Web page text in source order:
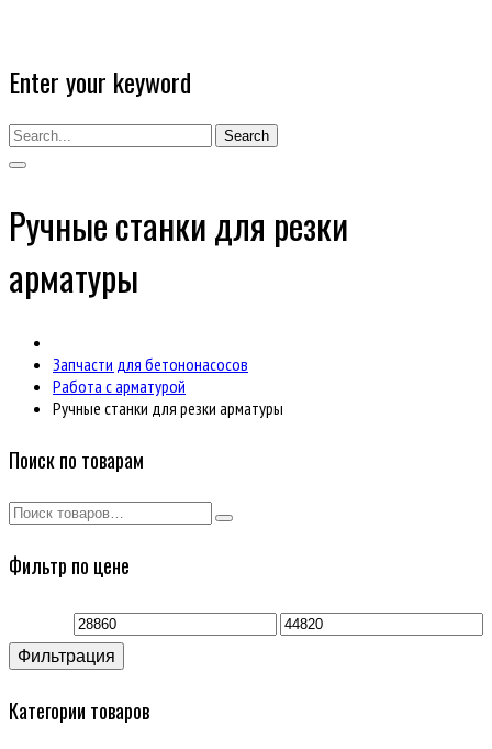
Enter your keyword
Search
Ручные станки для резки
арматуры
Запчасти для бетононасосов
Работа с арматурой
Ручные станки для резки арматуры
Поиск по товарам
Фильтр по цене
Минимальная
цена
Максимальная
Фильтрация
Категории товаров